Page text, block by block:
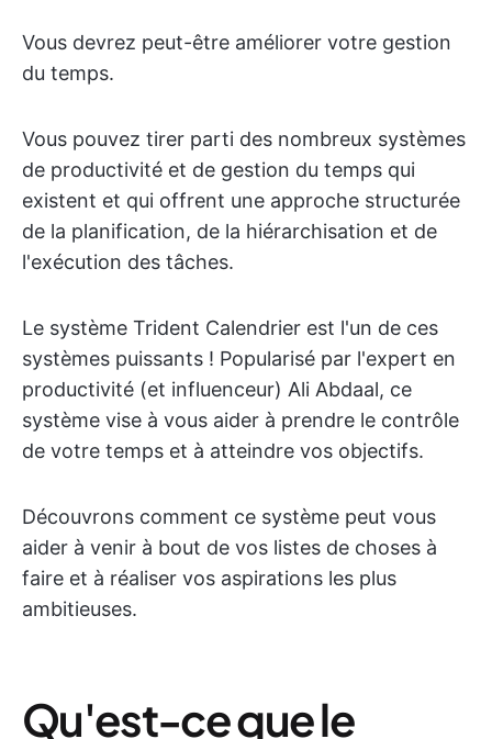
Vous devrez peut-être améliorer votre gestion
du temps.
Vous pouvez tirer parti des nombreux systèmes
de productivité et de gestion du temps qui
existent et qui offrent une approche structurée
de la planification, de la hiérarchisation et de
l'exécution des tâches.
Le système Trident Calendrier est l'un de ces
systèmes puissants ! Popularisé par l'expert en
productivité (et influenceur) Ali Abdaal, ce
système vise à vous aider à prendre le contrôle
de votre temps et à atteindre vos objectifs.
Découvrons comment ce système peut vous
aider à venir à bout de vos listes de choses à
faire et à réaliser vos aspirations les plus
ambitieuses.
Qu'est-ce que le